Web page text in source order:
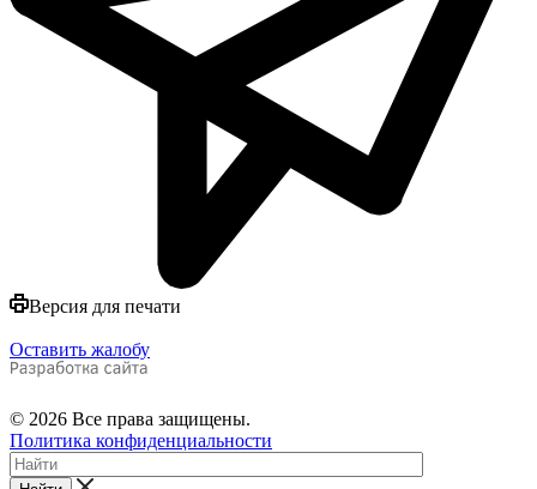
Версия для печати
Оставить жалобу
© 2026 Все права защищены.
Политика конфиденциальности